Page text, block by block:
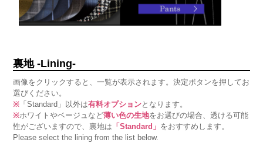
裏地 -Lining-
画像をクリックすると、一覧が表示されます。決定ボタンを押してお
選びください。
※ 「Standard」以外は有料オプションとなります。
※ホワイトやベージュなど薄い色の生地をお選びの場合、透ける可能
性がございますので、裏地は 「Standard」 をおすすめします。
Please select the lining from the list below.